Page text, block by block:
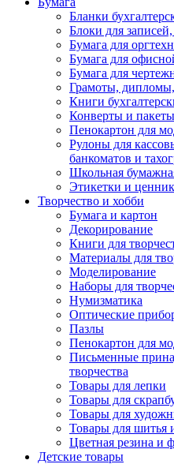
Бланки
Блоки для записей,
Бумага для
Бумага для
Бумага для
Грамоты,
Книги
Конверты и пакеты
Пенокартон для
Рулоны для
банкоматов и
Школьная
Этикетки и
Творчество и хобби
Бумага и картон
Декорирование
Книги для
Материалы для
Моделирование
Наборы для
Нумизматика
Оптические
Пазлы
Пенокартон для
Письменные
творчества
Товары для лепки
Товары для
Товары для
Товары для шитья
Цветная резина и
Детские товары